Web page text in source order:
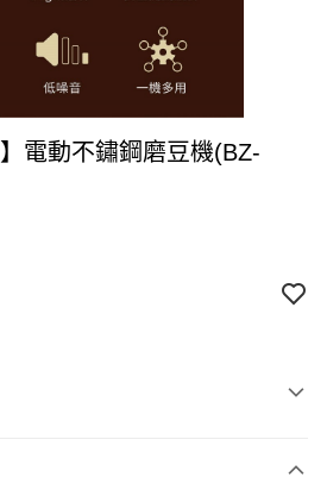
電動不鏽鋼磨豆機(BZ-